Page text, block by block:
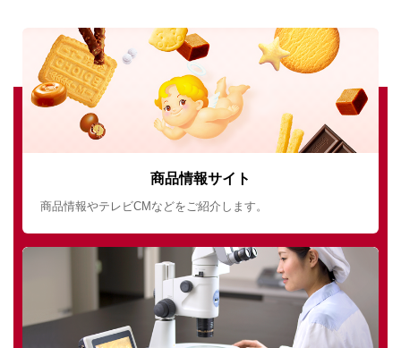
商品情報サイト
商品情報やテレビCMなどをご紹介します。